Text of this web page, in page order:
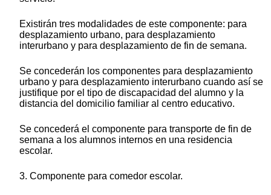
Existirán tres modalidades de este componente: para
desplazamiento urbano, para desplazamiento
interurbano y para desplazamiento de fin de semana.
Se concederán los componentes para desplazamiento
urbano y para desplazamiento interurbano cuando así se
justifique por el tipo de discapacidad del alumno y la
distancia del domicilio familiar al centro educativo.
Se concederá el componente para transporte de fin de
semana a los alumnos internos en una residencia
escolar.
3. Componente para comedor escolar.